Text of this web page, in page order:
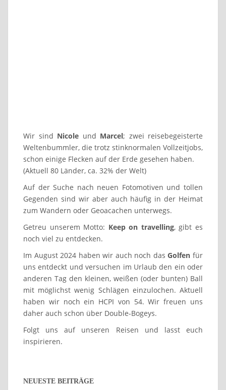
Wir sind Nicole und Marcel
; zwei reisebegeisterte
Weltenbummler, die trotz stinknormalen Vollzeitjobs,
schon einige Flecken auf der Erde gesehen haben.
(Aktuell 80 Länder, ca. 32% der Welt)
Auf der Suche nach neuen Fotomotiven und tollen
Gegenden sind wir aber auch häufig in der Heimat
zum Wandern oder Geoacachen unterwegs.
Getreu unserem Motto:
Keep on travelling, gibt es
Im August 2024 haben wir auch noch das
Golfen
für
uns entdeckt und versuchen im Urlaub den ein oder
anderen Tag den kleinen, weißen (oder bunten) Ball
mit möglichst wenig Schlägen einzulochen. Aktuell
haben wir noch ein HCPI von 54. Wir freuen uns
daher auch schon über Double-Bogeys.
Folgt uns auf unseren Reisen und lasst euch
inspirieren.